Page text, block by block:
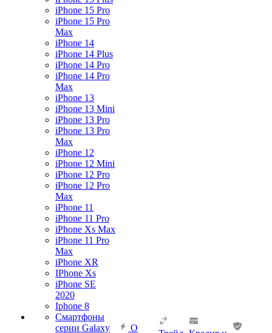
iPhone 15 Pro
iPhone 15 Pro
Max
iPhone 14
iPhone 14 Plus
iPhone 14 Pro
iPhone 14 Pro
Max
iPhone 13
iPhone 13 Mini
iPhone 13 Pro
iPhone 13 Pro
Max
iPhone 12
iPhone 12 Mini
iPhone 12 Pro
iPhone 12 Pro
Max
iPhone 11
iPhone 11 Pro
iPhone Xs Max
iPhone 11 Pro
Max
iPhone XR
IPhone Xs
iPhone SE
2020
Iphone 8
Смартфоны
серии Galaxy
О